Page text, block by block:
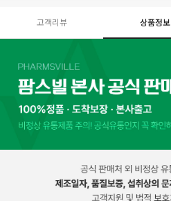
고객리뷰 상품정보